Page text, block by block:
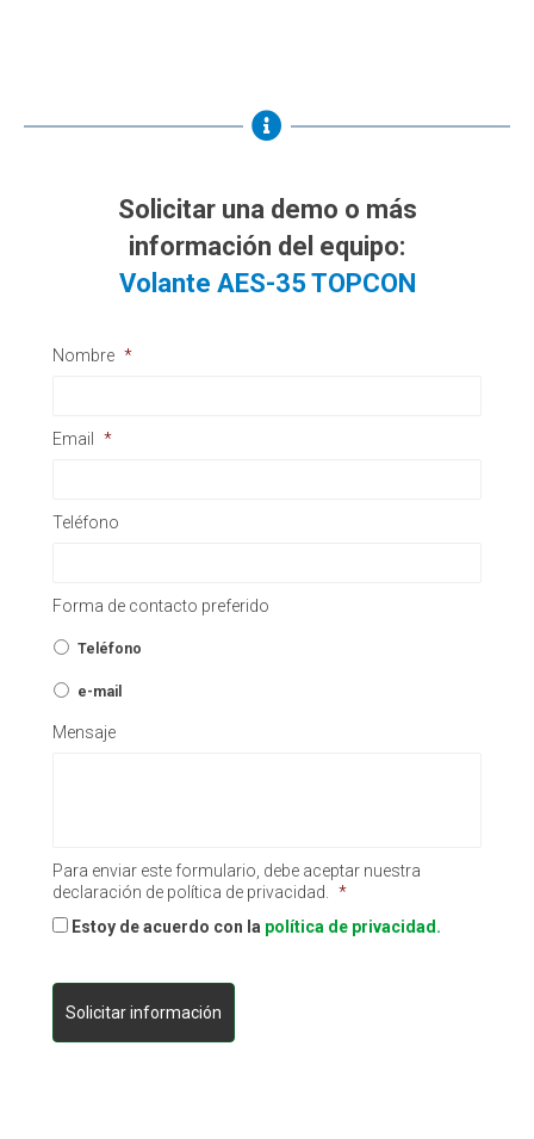
Solicitar una demo o más
información del equipo:
Volante AES-35 TOPCON
Nombre *
Email *
Teléfono
Forma de contacto preferido
Teléfono
e-mail
Mensaje
Para enviar este formulario, debe aceptar nuestra
declaración de política de privacidad.
*
Estoy de acuerdo con la política de privacidad.